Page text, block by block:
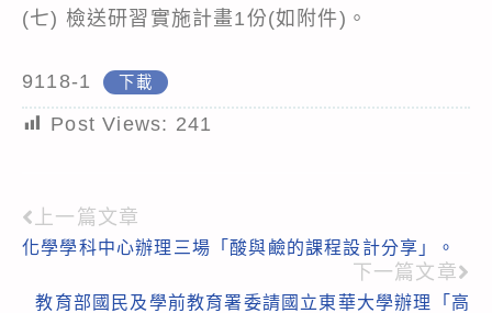
(七) 檢送研習實施計畫1份(如附件)。
9118-1 下載
Post Views: 241
Read
more
articles
上一篇文章
化學學科中心辦理三場「酸與鹼的課程設計分享」。
下一篇文章
教育部國民及學前教育署委請國立東華大學辦理「高